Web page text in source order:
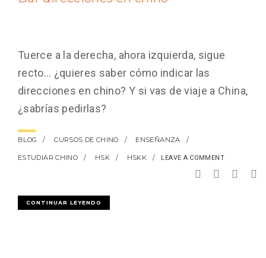
Tuerce a la derecha, ahora izquierda, sigue
recto… ¿quieres saber cómo indicar las
direcciones en chino? Y si vas de viaje a China,
¿sabrías pedirlas?
BLOG CURSOS DE CHINO ENSEÑANZA
ESTUDIAR CHINO HSK HSKK LEAVE A COMMENT
CONTINUAR LEYENDO